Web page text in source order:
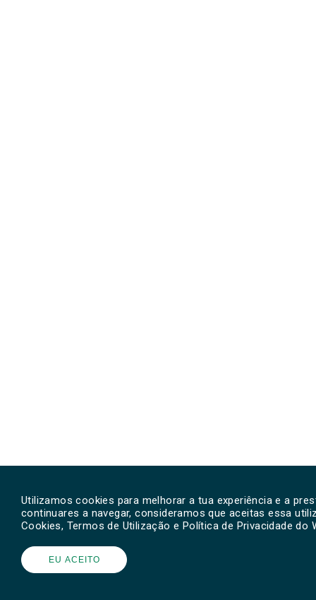
Utilizamos cookies para melhorar a tua experiência e a
continuares a navegar, consideramos que aceitas essa
Cookies, Termos de Utilização e Política de Privacidade do
EU ACEITO